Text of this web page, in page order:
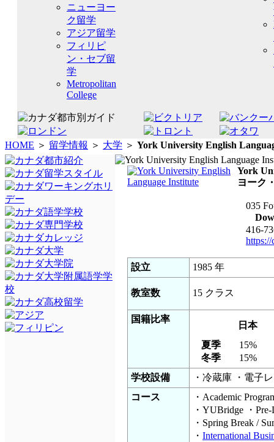
ニューヨー
ク留学
アジア留学
フィリピ
ン・セブ留
学
Metropolitan
College
HOME ＞ 留学情報 ＞ 大学 ＞ York University English
York
ヨーク
035
416-
設立 1985 年
教室数 15 クラス
国籍比率
日本
夏季
15%
冬季
15%
学校設備
・冷蔵庫 ・電子
コース
・Academic
・YUBridge ・
・Spring Break /
・ International